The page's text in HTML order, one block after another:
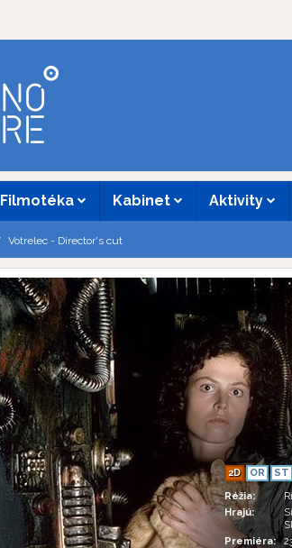
Filmotéka Kabinet Aktivity
Votrelec - Director's cut
2D OR ST
Réžia:
Hrajú:
Premiéra: